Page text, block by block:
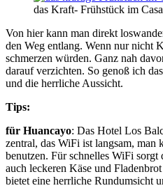
das Kraft- Frühstück im
Von hier kann man direkt
den Weg entlang. Wenn nur nicht
schmerzen würden. Ganz nah
darauf verzichten. So genoß ich
und die herrliche Aussicht.
Tips:
für Huancayo: Das Hotel Los
zentral, das WiFi ist langsam, man
benutzen. Für schnelles WiFi sorgt
auch leckeren Käse und
bietet eine herrliche Rundumsicht